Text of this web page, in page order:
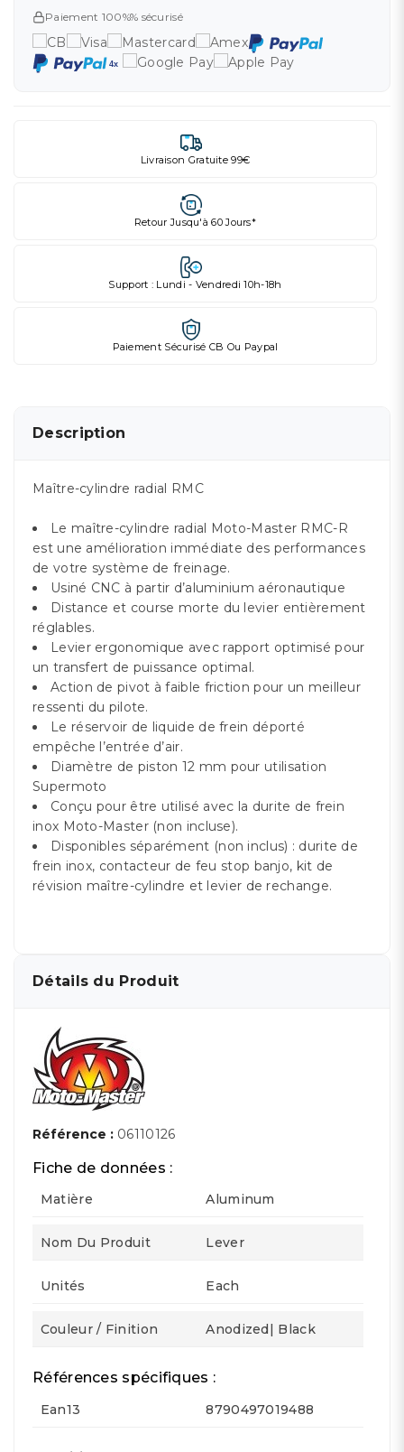
Paiement 100%% sécurisé
Livraison Gratuite 99€
Retour Jusqu'à 60 Jours*
Support : Lundi - Vendredi 10h-18h
Paiement Sécurisé CB Ou Paypal
Description
Maître-cylindre radial RMC
Le maître-cylindre radial Moto-Master RMC-R
est une amélioration immédiate des performances
de votre système de freinage.
Usiné CNC à partir d’aluminium aéronautique
Distance et course morte du levier entièrement
réglables.
Levier ergonomique avec rapport optimisé pour
un transfert de puissance optimal.
Action de pivot à faible friction pour un meilleur
ressenti du pilote.
Le réservoir de liquide de frein déporté
empêche l’entrée d’air.
Diamètre de piston 12 mm pour utilisation
Supermoto
Conçu pour être utilisé avec la durite de frein
inox Moto-Master (non incluse).
Disponibles séparément (non inclus) : durite de
frein inox, contacteur de feu stop banjo, kit de
révision maître-cylindre et levier de rechange.
Détails du Produit
Référence : 06110126
Fiche de données :
Matière Aluminum
Nom Du Produit Lever
Unités Each
Couleur / Finition Anodized| Black
Références spécifiques :
Ean13 8790497019488